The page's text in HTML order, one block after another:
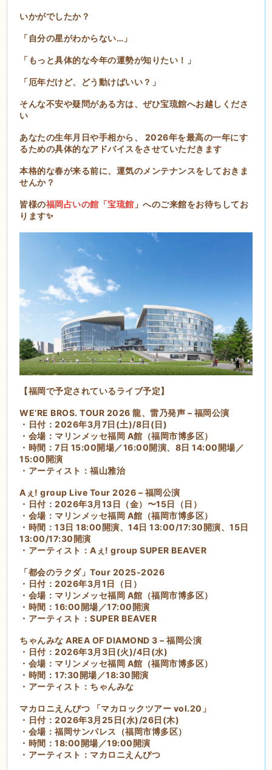
いかがでしたか？
「自分の星がわからない…」
「もっと具体的な今年の運勢が知りたい！」
「厄年だけど、どう動けばいい？」
そんな不安や疑問がある方は、ぜひ宝琉館へお越しくださ
い
あなたの生年月日や手相から、 2026年を最高の一年にす
るための具体的なアドバイスをさせていただきます
本格的な春が来る前に、運気のメンテナンスをしておきま
せんか？
皆様の福岡占いの館「宝琉館 」へのご来館をお待ちしてお
ります✨
【福岡で予定されているライブ予定】
WE’RE BROS. TOUR 2026 龍、雷乃発声 – 福岡公演
・日付：2026年3月7日(土)/8日(日)
・会場：マリンメッセ福岡 A館（福岡市博多区）
・時間：7日 15:00開場／16:00開演、8日 14:00開場／
15:00開演
・アーティスト：福山雅治
Aぇ! group Live Tour 2026 – 福岡公演
・日付：2026年3月13日（金）〜15日（日）
・会場：マリンメッセ福岡 A館（福岡市博多区）
・時間：13日 18:00開演、14日 13:00/17:30開演、15日
13:00/17:30開演
・アーティスト：Aぇ! group SUPER BEAVER
「都会のラクダ」Tour 2025-2026
・日付：2026年3月1日（日）
・会場：マリンメッセ福岡 A館（福岡市博多区）
・時間：16:00開場／17:00開演
・アーティスト：SUPER BEAVER
ちゃんみな AREA OF DIAMOND 3 – 福岡公演
・日付：2026年3月3日(火)/4日(水)
・会場：マリンメッセ福岡 A館（福岡市博多区）
・時間：17:30開場／18:30開演
・アーティスト：ちゃんみな
マカロニえんぴつ 「マカロックツアー vol.20」
・日付：2026年3月25日(水)/26日(木)
・会場：福岡サンパレス（福岡市博多区）
・時間：18:00開場／19:00開演
・アーティスト：マカロニえんぴつ